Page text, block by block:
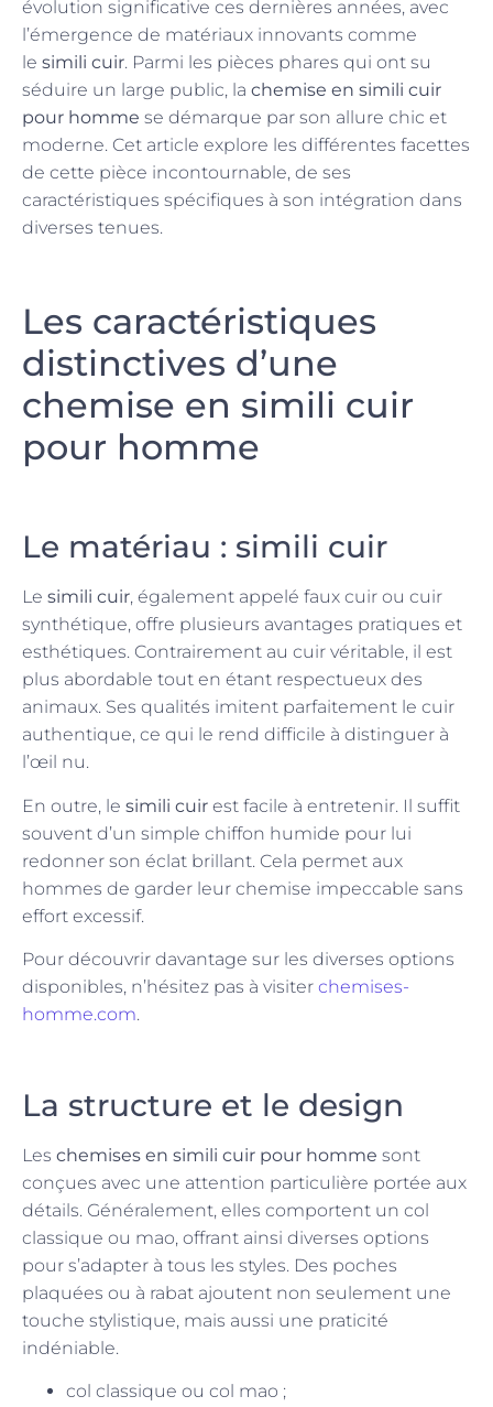
évolution significative ces dernières années, avec
l’émergence de matériaux innovants comme
le simili cuir. Parmi les pièces phares qui ont su
séduire un large public, la chemise en simili cuir
pour homme se démarque par son allure chic et
moderne. Cet article explore les différentes facettes
de cette pièce incontournable, de ses
caractéristiques spécifiques à son intégration dans
diverses tenues.
Les caractéristiques
distinctives d’une
chemise en simili cuir
pour homme
Le matériau : simili cuir
Le simili cuir, également appelé faux cuir ou cuir
synthétique, offre plusieurs avantages pratiques et
esthétiques. Contrairement au cuir véritable, il est
plus abordable tout en étant respectueux des
animaux. Ses qualités imitent parfaitement le cuir
authentique, ce qui le rend difficile à distinguer à
l’œil nu.
En outre, le simili cuir est facile à entretenir. Il suffit
souvent d’un simple chiffon humide pour lui
redonner son éclat brillant. Cela permet aux
hommes de garder leur chemise impeccable sans
effort excessif.
Pour découvrir davantage sur les diverses options
disponibles, n’hésitez pas à visiter chemises-
homme.com.
La structure et le design
Les chemises en simili cuir pour homme sont
conçues avec une attention particulière portée aux
détails. Généralement, elles comportent un col
classique ou mao, offrant ainsi diverses options
pour s’adapter à tous les styles. Des poches
plaquées ou à rabat ajoutent non seulement une
touche stylistique, mais aussi une praticité
indéniable.
col classique ou col mao ;